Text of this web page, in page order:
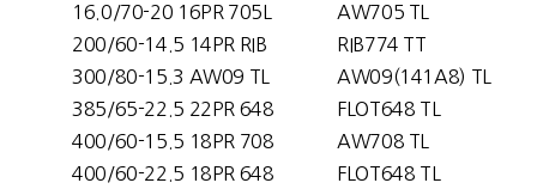
16.0/70-20 16PR 705L
AW705 TL
200/60-14.5 14PR RIB
RIB774 TT
300/80-15.3 AW09 TL
AW09(141A8) TL
385/65-22.5 22PR 648
FLOT648 TL
400/60-15.5 18PR 708
AW708 TL
400/60-22.5 18PR 648
FLOT648 TL